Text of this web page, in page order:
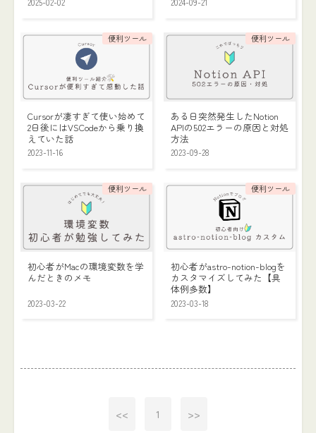
便利ツール
Cursorが凄すぎて使い始めて
2日後にはVSCodeから乗り換
えていた話
2023-11-16
便利ツール
ある日突然発生したNotion
APIの502エラーの原因と対処
方法
2023-09-28
便利ツール
初心者がMacの環境変数を学
んだときのメモ
2023-03-22
便利ツール
初心者がastro-notion-blogを
カスタマイズしてみた【具
体例多数】
2023-03-18
<< 1 >>